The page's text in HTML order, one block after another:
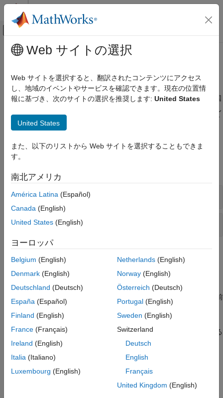
コンテンツへスキップ
オフキャンバス ナビゲーション メ
ドキュメンテーションのホーム
Text Analytics Toolbox
Text Analytics Toolbox 入門
テキスト データの準備
モデル化と予測
表示とプレゼンテーション
メインコンテンツ
言語サポート
Text Analytics Toolbox™ での言語サポートに関する情報
Text Analytics Toolbox は、英語、日本語、ドイツ語、および韓国
語の言語をサポートしています。Text Analytics Toolbox のほとん
どの関数は、他の言語のテキストでも動作します。詳細について
は、言語に関する考慮事項
関数
文書の前処理
トークン、文、および品詞
英語
テキスト データの準備
にインポートして、解析のために前
処理する
モデル化と予測
トピック モデルと単語埋め込みを使用して予測モデルを開発する
表示とプレゼンテーション
ワード クラウドとテキスト散布図を使用してテキスト データと
Web サイトの選択
Web サイトを選択すると、翻訳されたコンテンツにアクセス
し、地域のイベントやサービスを確認できます。現在の位置情
報に基づき、次のサイトの選択を推奨します: United States
United States
また、以下のリストから Web サイトを選択することもできま
す。
南北アメリカ
América Latina (Español)
Canada (English)
United States (English)
ヨーロッパ
Belgium (English)
Denmark (English)
Deutschland (Deutsch)
España (Español)
Finland (English)
France (Français)
Ireland (English)
Italia (Italiano)
Luxembourg (English)
Netherlands(English)
Norway(English)
Österreich (Deutsch)
Portugal(English)
Sweden (English)
Switzerland
Deutsch
English
Français
United Kingdom (English)